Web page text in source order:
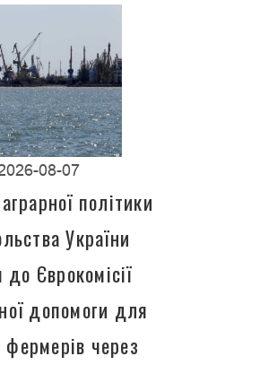
08-07
політики
України
Єврокомісії
допомоги для
фермерів через